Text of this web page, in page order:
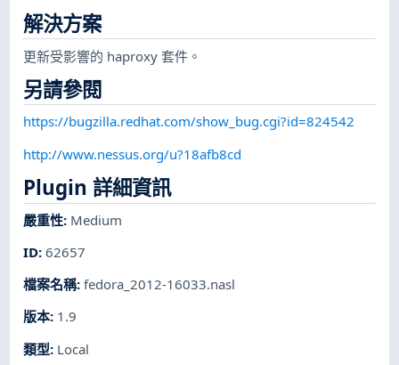
解決方案
更新受影響的 haproxy 套件。
另請參閱
https://bugzilla.redhat.com/show_bug.cgi?id=824542
http://www.nessus.org/u?18afb8cd
Plugin 詳細資訊
嚴重性: Medium
ID:62657
檔案名稱:fedora_2012-16033.nasl
版本: 1.9
類型: Local